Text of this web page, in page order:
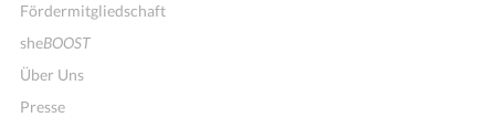
Fördermitgliedschaft
sheBOOST
Über Uns
Presse